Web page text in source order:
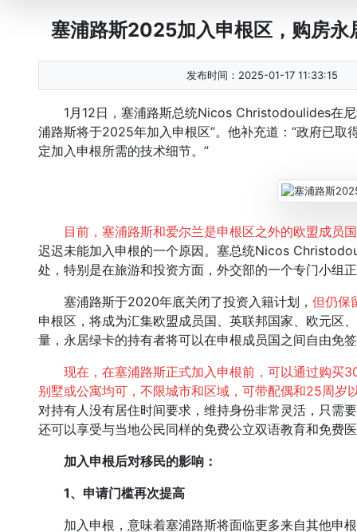
塞浦路斯2025加入申根区，购房永
发布时间：2025-01-17 11:33:15
1月12日，塞浦路斯总统Nicos Christodoulides在尼
浦路斯将于2025年加入申根区”。他补充道：“政府已
定加入申根所需的技术细节。”
目前，塞浦路斯和爱尔兰是申根区之外的欧盟成员国
迟迟未能加入申根的一个原因。塞总统Nicos
处，特别是在旅游和投资方面，外交部的一个专门小组
塞浦路斯于2020年底关闭了投资入籍计划， 但仍保
申根区，将成为汇集欧盟成员国、英联邦国家、欧元区
量，永居绿卡的持有者将可以在申根成员国之间自由免
现在，在塞浦路斯正式加入申根前，可以通过购买
别墅或公寓均可，不限城市和区域，可带配偶和25周岁
对持有人没有居住时间要求，维持身份非常灵活，只需
还可以享受与当地公民同样的免费公立双语教育和免费
加入申根后对移民的影响：
1、申请门槛再次提高
加入申根，意味着塞浦路斯将面临更多来自其他申